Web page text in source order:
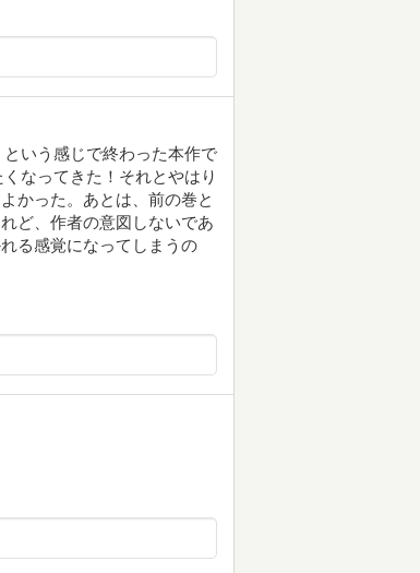
いう感じで終わった本作で
なってきた！それとやはり
かった。あとは、前の巻と
ど、作者の意図しないであ
る感覚になってしまうの